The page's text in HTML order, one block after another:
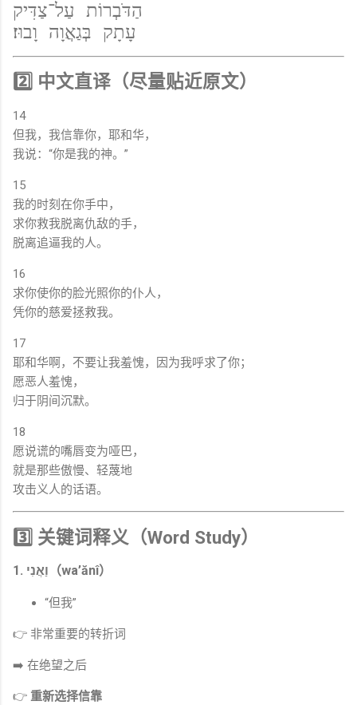
2️⃣ 中文直译（尽量贴近原文）
14
但我，我信靠你，耶和华，
我说：“你是我的神。”
15
我的时刻在你手中，
求你救我脱离仇敌的手，
脱离追逼我的人。
16
求你使你的脸光照你的仆人，
凭你的慈爱拯救我。
17
耶和华啊，不要让我羞愧，因为我呼求了你；
愿恶人羞愧，
归于阴间沉默。
18
愿说谎的嘴唇变为哑巴，
就是那些傲慢、轻蔑地
攻击义人的话语。
3️⃣ 关键词释义（Word Study）
1. וַאֲנִי（wa’ănî）
“但我”
👉 非常重要的转折词
➡️ 在绝望之后
👉 重新选择信靠